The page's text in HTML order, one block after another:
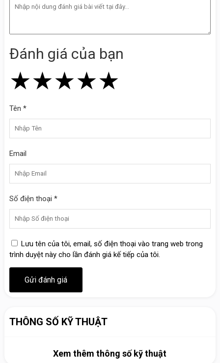
Đánh giá của bạn
★
★★
★★★
★★★★
★★★★★
Tên *
Email
Số điện thoại *
Lưu tên của tôi, email, số điện thoại vào trang web trong
trình duyệt này cho lần đánh giá kế tiếp của tôi.
THÔNG SỐ KỸ THUẬT
Xem thêm thông số kỹ thuật